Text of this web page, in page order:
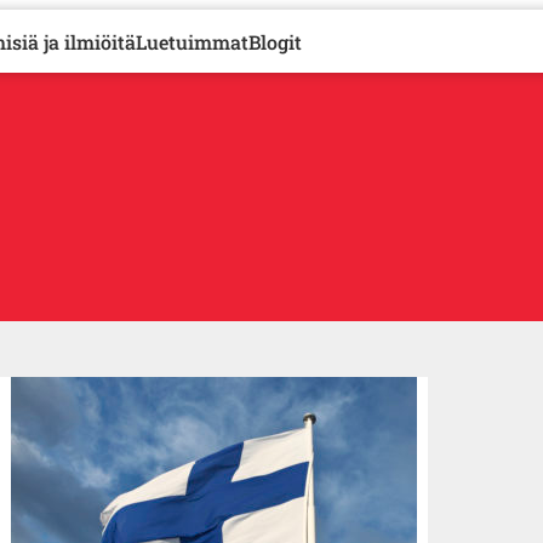
ja ilmiöitäLuetuimmatBlogit